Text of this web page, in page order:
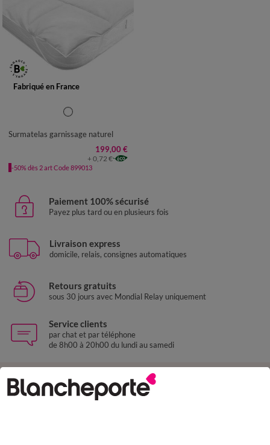
Fabriqué en France
Surmatelas garnissage naturel
199,00 €
+ 0,72 €
-50% dès 2 art Code 899013
Paiement 100% sécurisé
Payez plus tard ou en plusieurs fois
Livraison express
domicile, relais, consignes automatiques
Retours gratuits
sous 30 jours avec Mondial Relay uniquement
Service clients
par chat et par téléphone
de 8h00 à 20h00 du lundi au samedi
11€ Offerts